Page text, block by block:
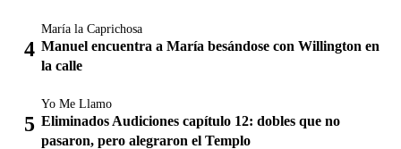
María la Caprichosa
Manuel encuentra a María besándose con Willington en
la calle
Yo Me Llamo
Eliminados Audiciones capítulo 12: dobles que no
pasaron, pero alegraron el Templo